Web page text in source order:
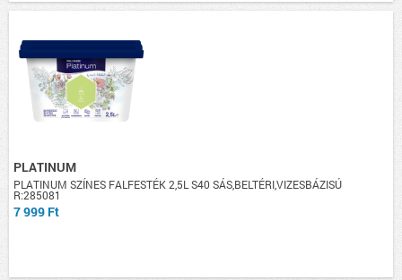
PLATINUM
PLATINUM SZÍNES FALFESTÉK 2,5L S40 SÁS,BELTÉRI,VIZESBÁZISÚ
R:285081
7 999 Ft